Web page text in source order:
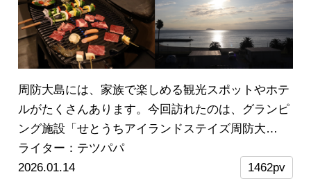
周防大島には、家族で楽しめる観光スポットやホテ
ルがたくさんあります。今回訪れたのは、グランピ
ング施設「せとうちアイランドステイズ周防大
島」。 ヤシの木が並び、瀬戸内の穏やかな海を一望
できるロケーションはまるで南国リゾートのよ
ライター：テツパパ
2026.01.14
1462pv